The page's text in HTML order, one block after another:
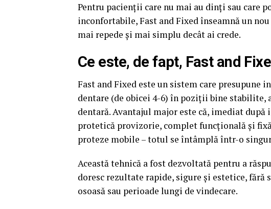
Pentru pacienții care nu mai au dinți sau care
inconfortabile, Fast and Fixed înseamnă un
mai repede și mai simplu decât ai crede.
Ce este, de fapt, Fast and
Fast and Fixed este un sistem care presupune
dentare (de obicei 4-6) în poziții bine stabilite,
dentară. Avantajul major este că, imediat
protetică provizorie, complet funcțională și
proteze mobile – totul se întâmplă într-o
Această tehnică a fost dezvoltată pentru a
doresc rezultate rapide, sigure și estetice,
osoasă sau perioade lungi de vindecare.